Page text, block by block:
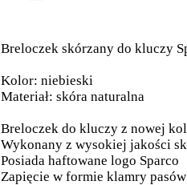
Breloczek skórzany do kluczy
Kolor: niebieski
Materiał: skóra naturalna
Breloczek do kluczy z nowej
Wykonany z wysokiej jakości
Posiada haftowane logo Sparco
Zapięcie w formie klamry